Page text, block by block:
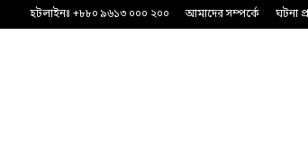
হটলাইনঃ +৮৮০ ৯৬১৩ ০০০ ২০০ আমাদের সম্পর্কে ঘটনা